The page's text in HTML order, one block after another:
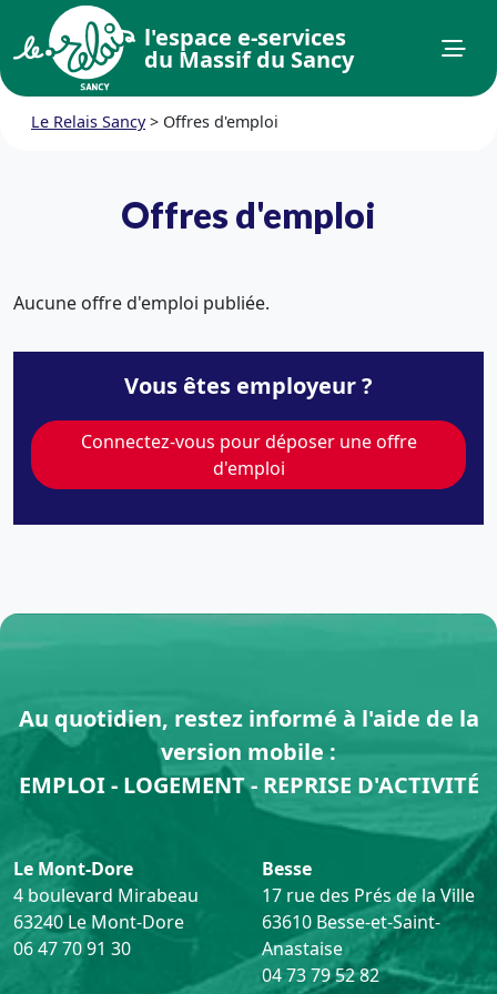
l'espace e-services
du Massif du Sancy
Le Relais Sancy> Offres d'emploi
Offres d'emploi
Aucune offre d'emploi publiée.
Vous êtes employeur ?
Connectez-vous pour déposer une offre
d'emploi
Au quotidien, restez informé à l'aide de la
version mobile :
EMPLOI - LOGEMENT - REPRISE D'ACTIVITÉ
Le Mont-Dore
4 boulevard Mirabeau
63240 Le Mont-Dore
06 47 70 91 30
Besse
17 rue des Prés de la Ville
63610 Besse-et-Saint-
Anastaise
04 73 79 52 82